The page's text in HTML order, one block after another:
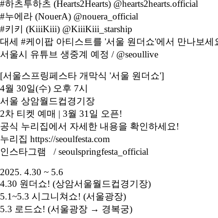
#하츠투하츠 (Hearts2Hearts) @hearts2hearts.official
#누에라 (NouerA) @nouera_official
#키키 (KiiiKiii) @KiiiKiii_starship
대세 #케이팝 아티스트를 '서울 원더쇼'에서 만나보세
서울시 유튜브 생중계 예정 / @seoullive
[서울스프링페스타 개막식 '서울 원더쇼']
4월 30일(수) 오후 7시
서울 상암월드컵경기장
2차 티켓 예매 | 3월 31일 오픈!
공식 누리집에서 자세한 내용을 확인하세요!
누리집 https://seoulfesta.com
인스타그램 / seoulspringfesta_official
2025. 4.30 ~ 5.6
4.30 원더쇼! (상암서울월드컵경기장)
5.1~5.3 시그니쳐쇼! (서울광장)
5.3 로드쇼! (서울광장 → 경복궁)